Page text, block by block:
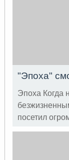
"Эпоха"
Эпоха Когда
посетил